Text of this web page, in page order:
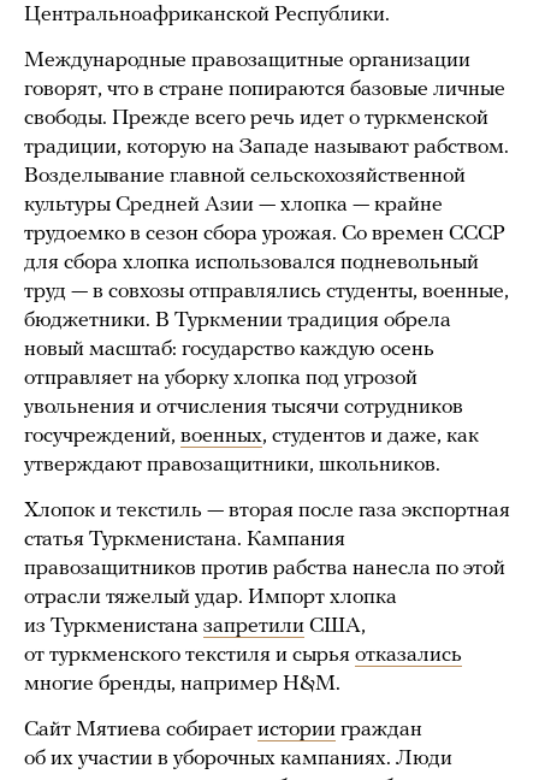
Центральноафриканской Республики.
Международные правозащитные организации
говорят, что в стране попираются базовые личные
свободы. Прежде всего речь идет о туркменской
традиции, которую на Западе называют рабством.
Возделывание главной сельскохозяйственной
культуры Средней Азии — хлопка — крайне
трудоемко в сезон сбора урожая. Со времен СССР
для сбора хлопка использовался подневольный
труд — в совхозы отправлялись студенты, военные,
бюджетники. В Туркмении традиция обрела
новый масштаб: государство каждую осень
отправляет на уборку хлопка под угрозой
увольнения и отчисления тысячи сотрудников
госучреждений, военных, студентов и даже, как
утверждают правозащитники, школьников.
Хлопок и текстиль — вторая после газа экспортная
статья Туркменистана. Кампания
правозащитников против рабства нанесла по этой
отрасли тяжелый удар. Импорт хлопка
из Туркменистана запретили США,
от туркменского текстиля и сырья отказались
многие бренды, например H&M.
Сайт Мятиева собирает истории граждан
об их участии в уборочных кампаниях. Люди